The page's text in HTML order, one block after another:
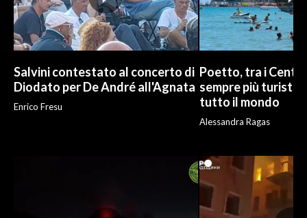
Salvini contestato al concerto di
Diodato per De André all'Agnata
Enrico Fresu
Poetto, tra i
sempre più turisti:
tutto il mondo
Alessandra Ragas